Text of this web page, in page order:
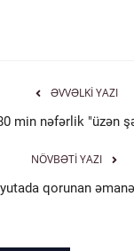
ƏVVƏLKI YAZI
min nəfərlik "üzən
NÖVBƏTI YAZI
qorunan